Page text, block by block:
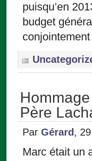
puisqu’en
budget
Père
Par Gérard ,
Marc était un